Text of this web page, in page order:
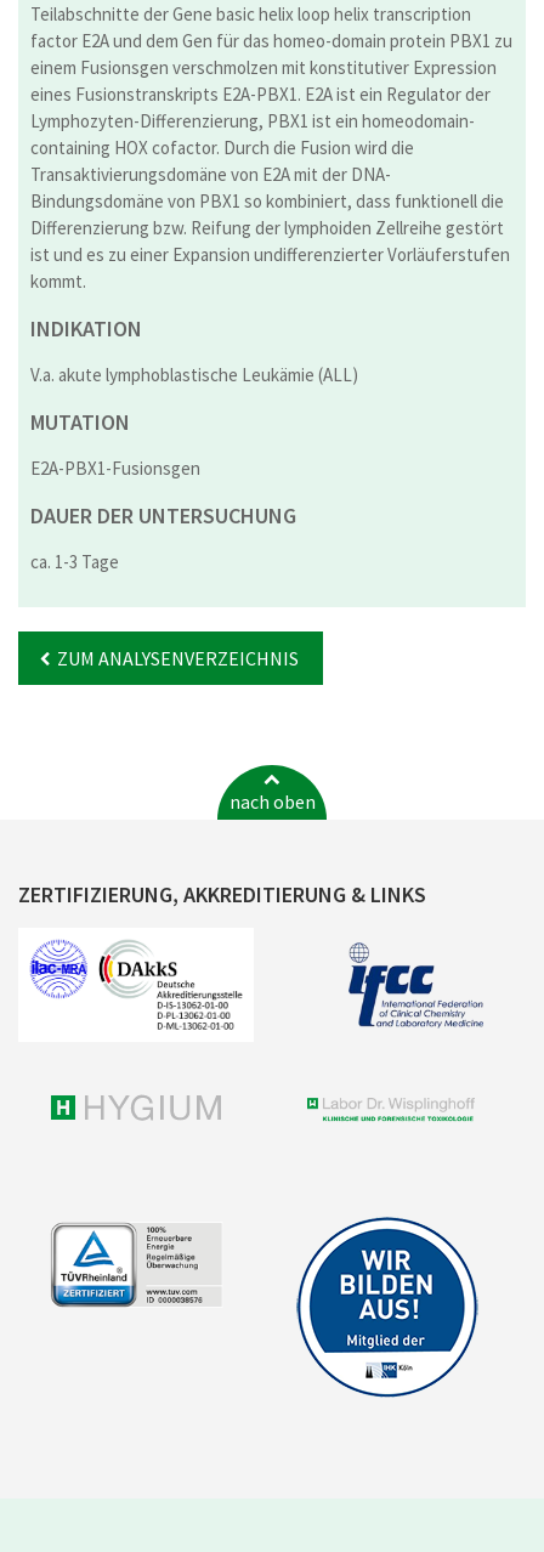
Teilabschnitte der Gene basic helix loop helix transcription
factor E2A und dem Gen für das homeo-domain protein PBX1 zu
einem Fusionsgen verschmolzen mit konstitutiver Expression
eines Fusionstranskripts E2A-PBX1. E2A ist ein Regulator der
Lymphozyten-Differenzierung, PBX1 ist ein homeodomain-
containing HOX cofactor. Durch die Fusion wird die
Transaktivierungsdomäne von E2A mit der DNA-
Bindungsdomäne von PBX1 so kombiniert, dass funktionell die
Differenzierung bzw. Reifung der lymphoiden Zellreihe gestört
ist und es zu einer Expansion undifferenzierter Vorläuferstufen
kommt.
INDIKATION
V.a. akute lymphoblastische Leukämie (ALL)
MUTATION
E2A-PBX1-Fusionsgen
DAUER DER UNTERSUCHUNG
ca. 1-3 Tage
ZUM ANALYSENVERZEICHNIS
nach oben
ZERTIFIZIERUNG, AKKREDITIERUNG & LINKS